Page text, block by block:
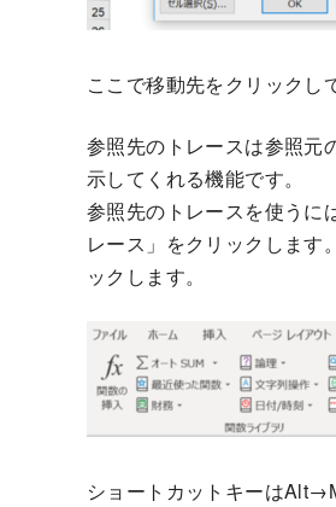
ここで移動先をクリックし
参照先のトレースは参照元
示してくれる機能です。
参照先のトレースを使うに
レース」をクリックします
ックします。
ショートカットキーは